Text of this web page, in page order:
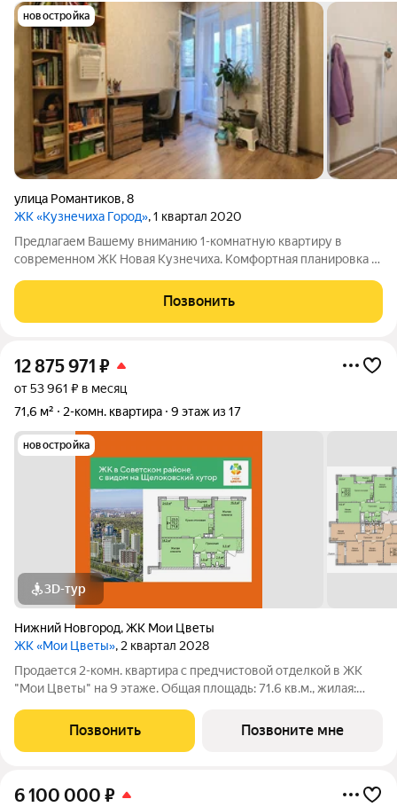
новостройка
улица Романтиков,8
ЖК «Кузнечиха Город», 1 квартал 2020
Предлагаем Вашему вниманию 1-комнатную квартиру в
современном ЖК Новая Кузнечиха. Комфортная планировка в
Кухня-гостиная 16,0 кв. м. Уютная спальня 10,8 кв. м. с выходом
на застекленную лоджию
Позвонить
12 875 971 ₽
от 53 961 ₽ в месяц
71,6 м²
2-комн. квартира 9 этаж из 17
новостройка
3D-тур
Нижний Новгород,ЖК Мои Цветы
ЖК «Мои Цветы», 2 квартал 2028
Продается 2-комн. квартира с предчистовой отделкой в ЖК
"Мои Цветы" на 9 этаже. Общая площадь: 71.6 кв.м., жилая:
Угловая квартира, окна oбecпeчивaют paвнoмepнoe ocвeщeниe
в тeчeниe дня. В
Позвонить Позвоните мне
6 100 000 ₽